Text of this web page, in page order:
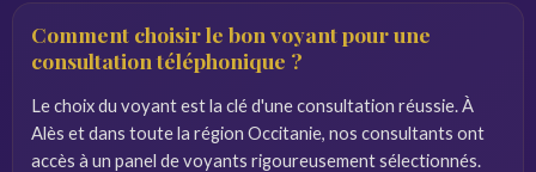
Comment choisir le bon voyant pour une
consultation téléphonique ?
Le choix du voyant est la clé d'une consultation réussie. À
Alès et dans toute la région Occitanie, nos consultants ont
accès à un panel de voyants rigoureusement sélectionnés.